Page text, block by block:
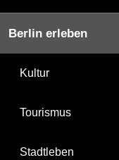
Berlin erleben
Kultur
Tourismus
Stadtleben